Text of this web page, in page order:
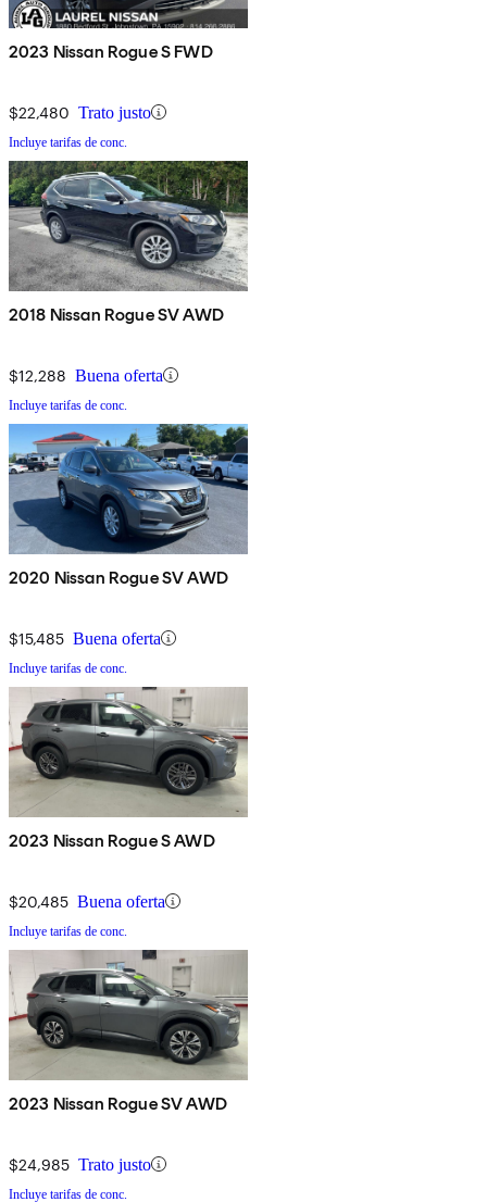
2023 Nissan Rogue S FWD
$22,480 Trato justo
Incluye tarifas de conc.
2018 Nissan Rogue SV AWD
$12,288 Buena oferta
Incluye tarifas de conc.
2020 Nissan Rogue SV AWD
$15,485 Buena oferta
Incluye tarifas de conc.
2023 Nissan Rogue S AWD
$20,485 Buena oferta
Incluye tarifas de conc.
2023 Nissan Rogue SV AWD
$24,985 Trato justo
Incluye tarifas de conc.